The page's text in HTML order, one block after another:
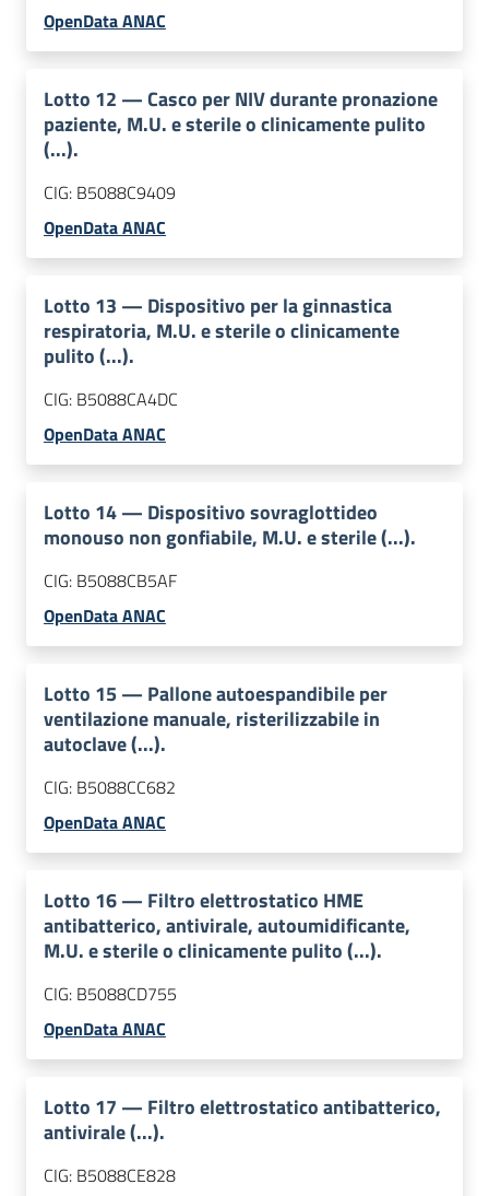
OpenData ANAC
Lotto 12 —Casco per NIV durante pronazione
paziente, M.U. e sterile o clinicamente pulito
(...).
CIG: B5088C9409
OpenData ANAC
Lotto 13 — Dispositivo per la ginnastica
respiratoria, M.U. e sterile o clinicamente
pulito (...).
CIG: B5088CA4DC
OpenData ANAC
Lotto 14— Dispositivo sovraglottideo
monouso non gonfiabile, M.U. e sterile (...).
CIG: B5088CB5AF
OpenData ANAC
Lotto 15— Pallone autoespandibile per
ventilazione manuale, risterilizzabile in
autoclave (...).
CIG: B5088CC682
OpenData ANAC
Lotto 16— Filtro elettrostatico HME
antibatterico, antivirale, autoumidificante,
M.U. e sterile o clinicamente pulito (...).
CIG: B5088CD755
OpenData ANAC
Lotto 17 — Filtro elettrostatico antibatterico,
antivirale (...).
CIG: B5088CE828